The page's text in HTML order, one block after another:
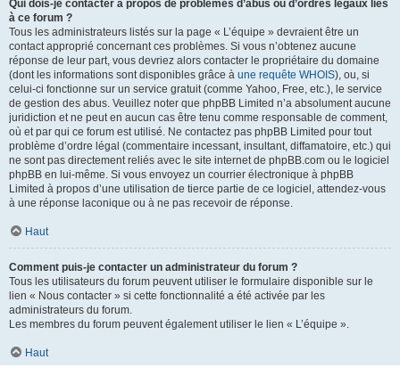
Qui dois-je contacter à propos de problèmes d’abus ou d’ordres légaux liés
à ce forum ?
Tous les administrateurs listés sur la page « L’équipe » devraient être un
contact approprié concernant ces problèmes. Si vous n’obtenez aucune
réponse de leur part, vous devriez alors contacter le propriétaire du domaine
(dont les informations sont disponibles grâce à une requête WHOIS), ou, si
celui-ci fonctionne sur un service gratuit (comme Yahoo, Free, etc.), le service
de gestion des abus. Veuillez noter que phpBB Limited n’a absolument aucune
juridiction et ne peut en aucun cas être tenu comme responsable de comment,
où et par qui ce forum est utilisé. Ne contactez pas phpBB Limited pour tout
problème d’ordre légal (commentaire incessant, insultant, diffamatoire, etc.) qui
ne sont pas directement reliés avec le site internet de phpBB.com ou le logiciel
phpBB en lui-même. Si vous envoyez un courrier électronique à phpBB
Limited à propos d’une utilisation de tierce partie de ce logiciel, attendez-vous
à une réponse laconique ou à ne pas recevoir de réponse.
Haut
Comment puis-je contacter un administrateur du forum ?
Tous les utilisateurs du forum peuvent utiliser le formulaire disponible sur le
lien « Nous contacter » si cette fonctionnalité a été activée par les
administrateurs du forum.
Les membres du forum peuvent également utiliser le lien « L’équipe ».
Haut